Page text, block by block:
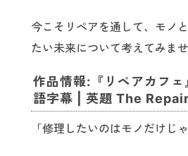
今こそリペアを通して、モノ
たい未来について考えてみま
作品情報:『リペアカフ
語字幕 | 英題 The
「修理したいのはモノだけじ